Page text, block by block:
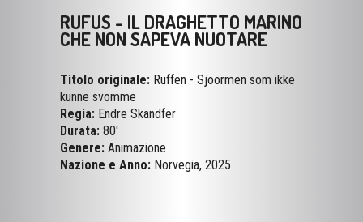
RUFUS - IL DRAGHETTO MARINO
CHE NON SAPEVA NUOTARE
Titolo originale: Ruffen - Sjoormen som ikke
kunne svomme
Regia: Endre Skandfer
Durata: 80'
Genere: Animazione
Nazione e Anno: Norvegia, 2025